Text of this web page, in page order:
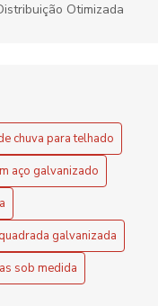
Otimizada
Eólico para Galpão:
e Instalação
e instalar
chuva para telhado
aço galvanizado
galvanizada
sob medida